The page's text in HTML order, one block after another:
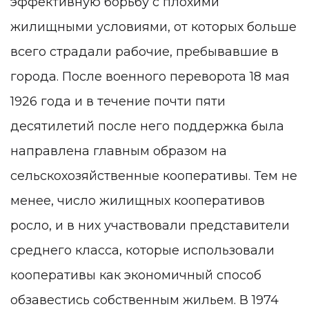
жилищными условиями, от которых больше
всего страдали рабочие, пребывавшие в
города. После военного переворота 18 мая
1926 года и в течение почти пяти
десятилетий после него поддержка была
направлена главным образом на
сельскохозяйственные кооперативы. Тем не
менее, число жилищных кооперативов
росло, и в них участвовали представители
среднего класса, которые использовали
кооперативы как экономичный способ
обзавестись собственным жильем. В 1974